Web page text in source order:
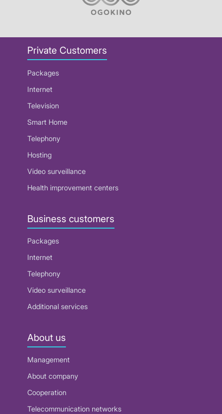
Private Customers
Packages
Internet
Television
Smart Home
Telephony
Hosting
Video surveillance
Health improvement centers
Business customers
Packages
Internet
Telephony
Video surveillance
Additional services
About us
Management
About company
Cooperation
Telecommunication networks